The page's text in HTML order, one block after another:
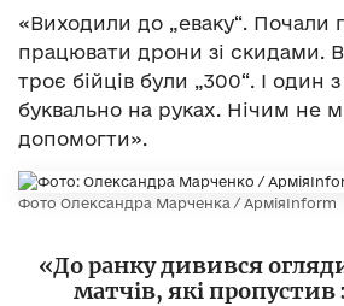
«Виходили до „еваку“. Почали
працювати дрони зі скидами. В
троє бійців були „300“. І один
буквально на руках. Нічим не
допомогти».
Фото Олександра Марченка / АрміяInform
«До ранку дивився
матчів, які пропустив